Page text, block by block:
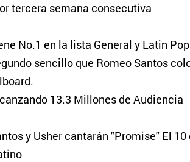
tercera semana consecutiva
No.1 en la lista General y Latin
sencillo que Romeo Santos
13.3 Millones de Audiencia
y Usher cantarán "Promise" El